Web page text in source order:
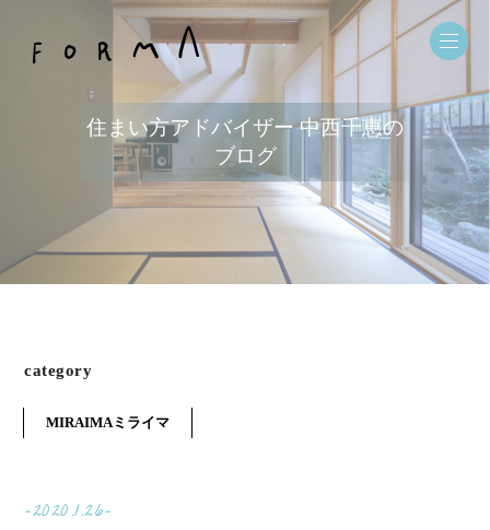
住まい方アドバイザー 中西千恵の
ブログ
category
MIRAIMAミライマ
-2020.1.26-